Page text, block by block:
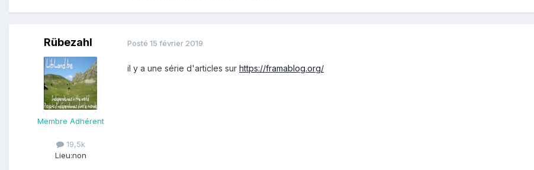
Rübezahl
Membre Adhérent
19,5k
Lieu:non
Posté 15 février 2019
il y a une série d'articles sur https://framablog.org/